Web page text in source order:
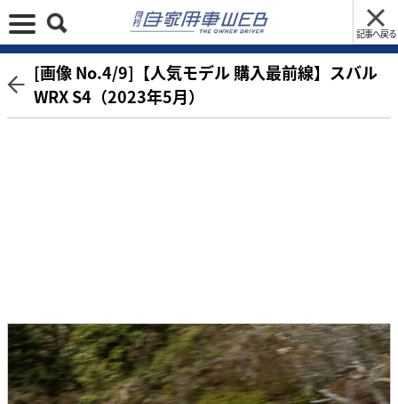
記事へ戻る
[画像 No.4/9]【人気モデル 購入最前線】スバル
WRX S4（2023年5月）